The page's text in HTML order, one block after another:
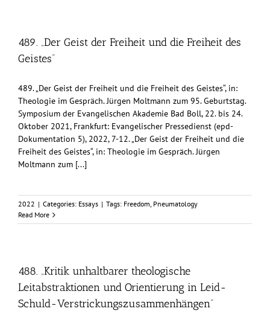
489. „Der Geist der Freiheit und die Freiheit des
Geistes“
489. „Der Geist der Freiheit und die Freiheit des Geistes“, in:
Theologie im Gespräch. Jürgen Moltmann zum 95. Geburtstag.
Symposium der Evangelischen Akademie Bad Boll, 22. bis 24.
Oktober 2021, Frankfurt: Evangelischer Pressedienst (epd-
Dokumentation 5), 2022, 7-12. „Der Geist der Freiheit und die
Freiheit des Geistes“, in: Theologie im Gespräch. Jürgen
Moltmann zum [...]
2022 | Categories: Essays | Tags: Freedom, Pneumatology
Read More
488. „Kritik unhaltbarer theologische
Leitabstraktionen und Orientierung in Leid-
Schuld-Verstrickungszusammenhängen“